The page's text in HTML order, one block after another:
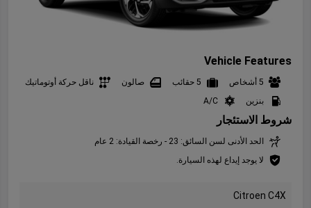
Vehicle Features
5 أشخاص 5 حقائب صالون
ناقل حركة أوتوماتيك
بنزين
A/C
شروط الاستئجار
الحد الأدنى لسن السائق: 23 - رخصة القيادة: 2 عام
لا يوجد إيداع لهذه السيارة.
Citroen C4X